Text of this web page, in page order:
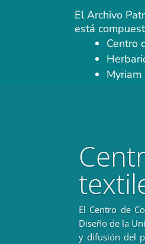
El Archivo
está
Centro
El Centro de
Diseño de la
y difusión del